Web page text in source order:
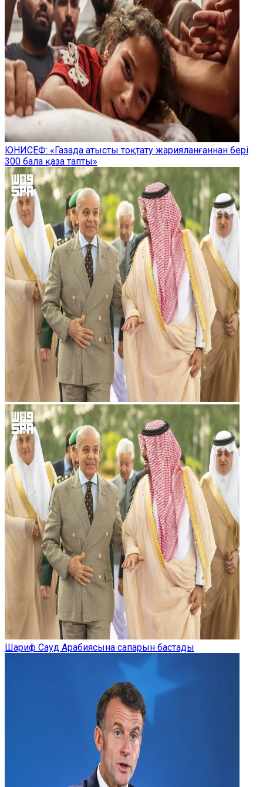
ЮНИСЕФ: «Газада атысты тоқтату жарияланғаннан бері
300 бала қаза тапты»
Шариф Сауд Арабиясына сапарын бастады